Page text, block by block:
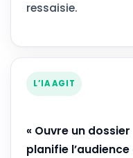
ressaisie.
L’IA AGIT
« Ouvre un
planifie l’audience